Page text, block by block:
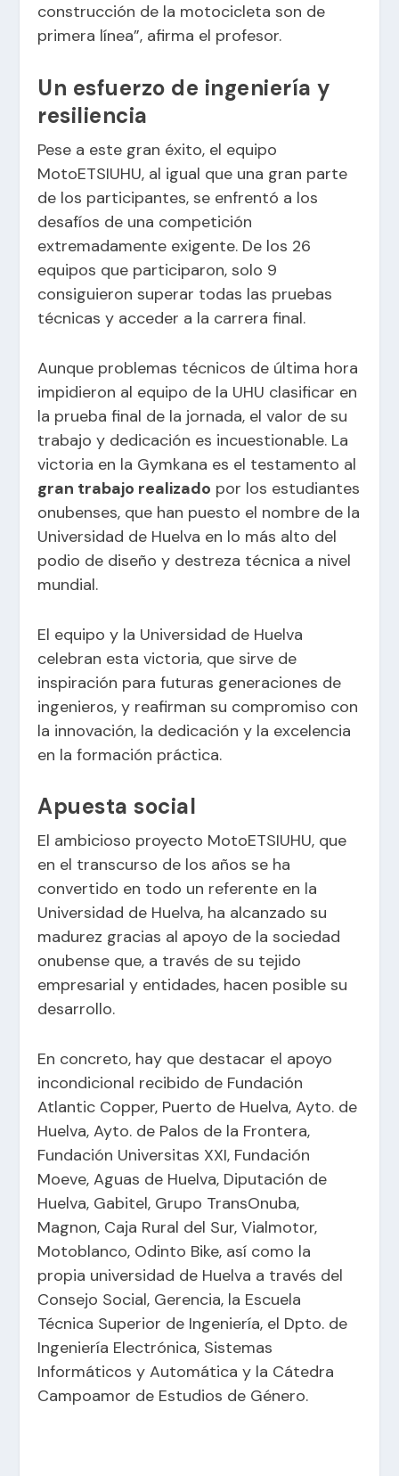
construcción de la motocicleta son de
primera línea”, afirma el profesor.
Un esfuerzo de ingeniería y
resiliencia
Pese a este gran éxito, el equipo
MotoETSIUHU, al igual que una gran parte
de los participantes, se enfrentó a los
desafíos de una competición
extremadamente exigente. De los 26
equipos que participaron, solo 9
consiguieron superar todas las pruebas
técnicas y acceder a la carrera final.
Aunque problemas técnicos de última hora
impidieron al equipo de la UHU clasificar en
la prueba final de la jornada, el valor de su
trabajo y dedicación es incuestionable. La
victoria en la Gymkana es el testamento al
gran trabajo realizado por los estudiantes
onubenses, que han puesto el nombre de la
Universidad de Huelva en lo más alto del
podio de diseño y destreza técnica a nivel
mundial.
El equipo y la Universidad de Huelva
celebran esta victoria, que sirve de
inspiración para futuras generaciones de
ingenieros, y reafirman su compromiso con
la innovación, la dedicación y la excelencia
en la formación práctica.
Apuesta social
El ambicioso proyecto MotoETSIUHU, que
en el transcurso de los años se ha
convertido en todo un referente en la
Universidad de Huelva, ha alcanzado su
madurez gracias al apoyo de la sociedad
onubense que, a través de su tejido
empresarial y entidades, hacen posible su
desarrollo.
En concreto, hay que destacar el apoyo
incondicional recibido de Fundación
Atlantic Copper, Puerto de Huelva, Ayto. de
Huelva, Ayto. de Palos de la Frontera,
Fundación Universitas XXI, Fundación
Moeve, Aguas de Huelva, Diputación de
Huelva, Gabitel, Grupo TransOnuba,
Magnon, Caja Rural del Sur, Vialmotor,
Motoblanco, Odinto Bike, así como la
propia universidad de Huelva a través del
Consejo Social, Gerencia, la Escuela
Técnica Superior de Ingeniería, el Dpto. de
Ingeniería Electrónica, Sistemas
Informáticos y Automática y la Cátedra
Campoamor de Estudios de Género.